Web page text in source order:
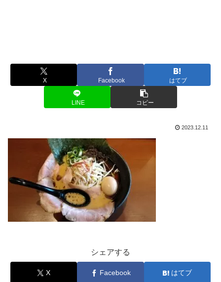
X Facebook はてブ
LINE コピー
2023.12.11
シェアする
X Facebook はてブ